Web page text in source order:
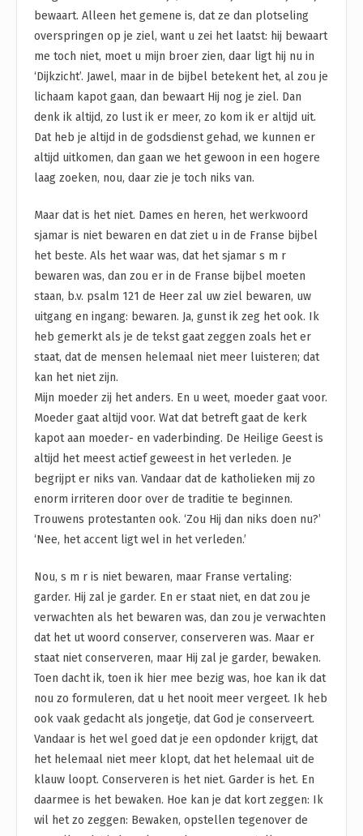
bewaart. Alleen het gemene is, dat ze dan plotseling
overspringen op je ziel, want u zei het laatst: hij bewaart
me toch niet, moet u mijn broer zien, daar ligt hij nu in
‘Dijkzicht’. Jawel, maar in de bijbel betekent het, al zou je
lichaam kapot gaan, dan bewaart Hij nog je ziel. Dan
denk ik altijd, zo lust ik er meer, zo kom ik er altijd uit.
Dat heb je altijd in de godsdienst gehad, we kunnen er
altijd uitkomen, dan gaan we het gewoon in een hogere
laag zoeken, nou, daar zie je toch niks van.
Maar dat is het niet. Dames en heren, het werkwoord
sjamar is niet bewaren en dat ziet u in de Franse bijbel
het beste. Als het waar was, dat het sjamar s m r
bewaren was, dan zou er in de Franse bijbel moeten
staan, b.v. psalm 121 de Heer zal uw ziel bewaren, uw
uitgang en ingang: bewaren. Ja, gunst ik zeg het ook. Ik
heb gemerkt als je de tekst gaat zeggen zoals het er
staat, dat de mensen helemaal niet meer luisteren; dat
kan het niet zijn.
Mijn moeder zij het anders. En u weet, moeder gaat voor.
Moeder gaat altijd voor. Wat dat betreft gaat de kerk
kapot aan moeder- en vaderbinding. De Heilige Geest is
altijd het meest actief geweest in het verleden. Je
begrijpt er niks van. Vandaar dat de katholieken mij zo
enorm irriteren door over de traditie te beginnen.
Trouwens protestanten ook. ‘Zou Hij dan niks doen nu?’
‘Nee, het accent ligt wel in het verleden.’
Nou, s m r is niet bewaren, maar Franse vertaling:
garder. Hij zal je garder. En er staat niet, en dat zou je
verwachten als het bewaren was, dan zou je verwachten
dat het ut woord conserver, conserveren was. Maar er
staat niet conserveren, maar Hij zal je garder, bewaken.
Toen dacht ik, toen ik hier mee bezig was, hoe kan ik dat
nou zo formuleren, dat u het nooit meer vergeet. Ik heb
ook vaak gedacht als jongetje, dat God je conserveert.
Vandaar is het wel goed dat je een opdonder krijgt, dat
het helemaal niet meer klopt, dat het helemaal uit de
klauw loopt. Conserveren is het niet. Garder is het. En
daarmee is het bewaken. Hoe kan je dat kort zeggen: Ik
wil het zo zeggen: Bewaken, opstellen tegenover de